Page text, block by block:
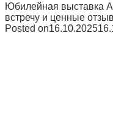
Юбилейная выставка
встречу и ценные
Posted on16.10.2025